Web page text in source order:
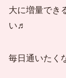
大に増量でき
い♬
毎日通いたく